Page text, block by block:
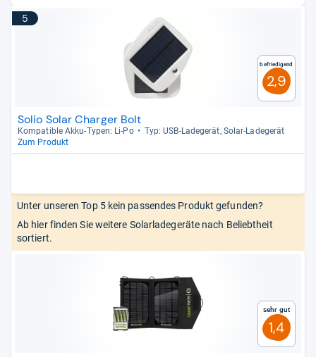
5
Befriedigend
2,9
Solio Solar Charger Bolt
Kom­pa­ti­ble Akku-​Typen: Li-​Po
Typ: USB-​Lade­ge­rät, Solar-​Lade­ge­rät
Zum Produkt
Unter unseren Top 5 kein passendes Produkt gefunden?
Ab hier finden Sie weitere Solarladegeräte nach Beliebtheit
sortiert.
Sehr gut
1,4